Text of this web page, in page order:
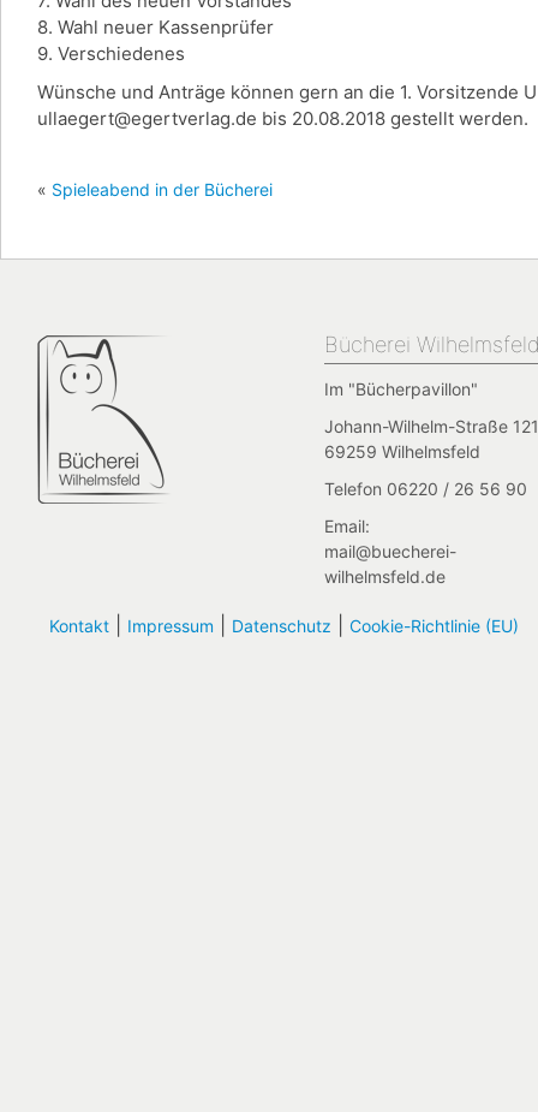
8. Wahl neuer Kassenprüfer
9. Verschiedenes
Wünsche und Anträge können gern an die 1. Vorsitzende
ullaegert@egertverlag.de bis 20.08.2018 gestellt werden.
« Spieleabend in der Bücherei
Bücherei
Im "Bücherpavillon"
Johann-Wilhelm-Straße
69259 Wilhelmsfeld
Telefon 06220 / 26 56 90
Email:
mail@buecherei-
wilhelmsfeld.de
Kontakt| Impressum Datenschutz Cookie-Richtlinie (EU)